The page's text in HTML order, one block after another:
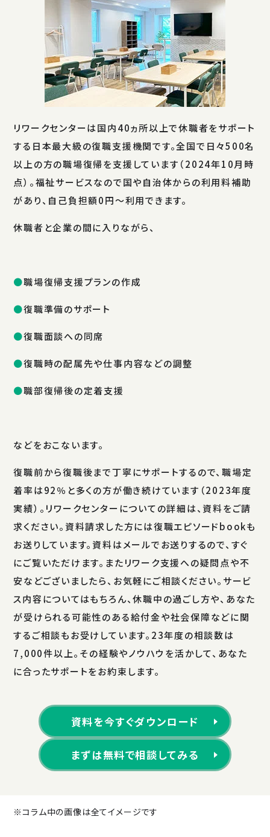
リワークセンターは国内40ヵ所以上で休職者をサポート
する日本最大級の復職支援機関です。全国で日々500名
以上の方の職場復帰を支援しています（2024年10月時
点）。福祉サービスなので国や自治体からの利用料補助
があり、自己負担額0円～利用できます。
休職者と企業の間に入りながら、
職場復帰支援プランの作成
復職準備のサポート
復職面談への同席
復職時の配属先や仕事内容などの調整
職部復帰後の定着支援
などをおこないます。
復職前から復職後まで丁寧にサポートするので、職場定
着率は92％と多くの方が働き続けています（2023年度
実績）。リワークセンターについての詳細は、資料をご請
求ください。資料請求した方には復職エピソードbookも
お送りしています。資料はメールでお送りするので、すぐ
にご覧いただけます。またリワーク支援への疑問点や不
安などございましたら、お気軽にご相談ください。サービ
ス内容についてはもちろん、休職中の過ごし方や、あなた
が受けられる可能性のある給付金や社会保障などに関
するご相談もお受けしています。23年度の相談数は
7,000件以上。その経験やノウハウを活かして、あなた
に合ったサポートをお約束します。
資料を今すぐダウンロード
まずは無料で相談してみる
※コラム中の画像は全てイメージです